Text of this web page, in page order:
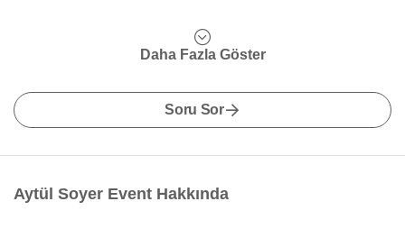
Daha Fazla Göster
Soru Sor
Aytül Soyer Event Hakkında